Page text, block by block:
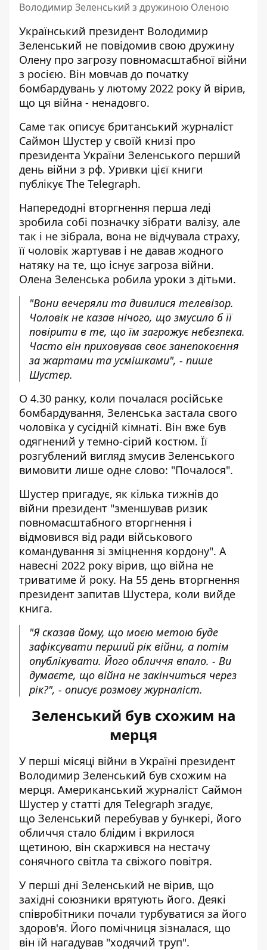
Володимир Зеленський з дружиною Оленою
Український президент Володимир
Зеленський не повідомив свою дружину
Олену про загрозу повномасштабної війни
з росією. Він мовчав до початку
бомбардувань у лютому 2022 року й вірив,
що ця війна - ненадовго.
Саме так описує британський журналіст
Саймон Шустер у своїй книзі про
президента України Зеленського перший
день війни з рф. Уривки цієї книги
публікує The Telegraph.
Напередодні вторгнення перша леді
зробила собі позначку зібрати валізу, але
так і не зібрала, вона не відчувала страху,
її чоловік жартував і не давав жодного
натяку на те, що існує загроза війни.
Олена Зеленська робила уроки з дітьми.
"Вони вечеряли та дивилися телевізор.
Чоловік не казав нічого, що змусило б її
повірити в те, що їм загрожує небезпека.
Часто він приховував своє занепокоєння
за жартами та усмішками", - пише
Шустер.
О 4.30 ранку, коли почалася російське
бомбардування, Зеленська застала свого
чоловіка у сусідній кімнаті. Він вже був
одягнений у темно-сірий костюм. Її
розгублений вигляд змусив Зеленського
вимовити лише одне слово: "Почалося".
Шустер пригадує, як кілька тижнів до
війни президент "зменшував ризик
повномасштабного вторгнення і
відмовився від ради військового
командування зі зміцнення кордону". А
навесні 2022 року вірив, що війна не
триватиме й року. На 55 день вторгнення
президент запитав Шустера, коли вийде
книга.
"Я сказав йому, що моєю метою буде
зафіксувати перший рік війни, а потім
опублікувати. Його обличчя впало. - Ви
думаєте, що війна не закінчиться через
рік?", - описує розмову журналіст.
Зеленський був схожим на
мерця
У перші місяці війни в Україні президент
Володимир Зеленський був схожим на
мерця. Американський журналіст Саймон
Шустер у статті для Telegraph згадує,
що Зеленський перебував у бункері, його
обличчя стало блідим і вкрилося
щетиною, він скаржився на нестачу
сонячного світла та свіжого повітря.
У перші дні Зеленський не вірив, що
західні союзники врятують його. Деякі
співробітники почали турбуватися за його
здоров'я. Його помічниця зізналася, що
він їй нагадував "ходячий труп".